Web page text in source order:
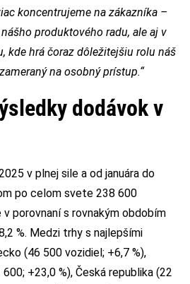
koncentrujeme na zákazníka –
produktového radu, ale aj v
kde hrá čoraz dôležitejšiu rolu náš
na osobný prístup.“
dodávok v
v plnej sile a od januára do
po celom svete 238 600
porovnaní s rovnakým obdobím
%. Medzi trhy s najlepšími
(46 500 vozidiel; +6,7 %),
+23,0 %), Česká republika (22